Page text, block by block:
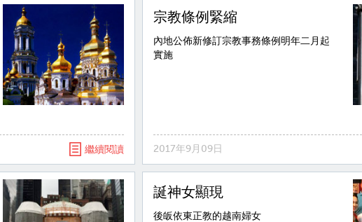
繼續閱讀
宗教條例緊縮
內地公佈新修訂宗教事務條例明年二月起
實施
2017年9月09日
誕神女顯現
後皈依東正教的越南婦女